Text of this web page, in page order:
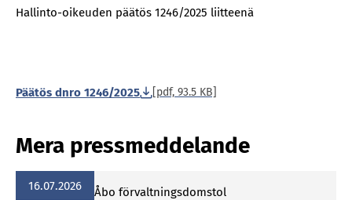
Hallinto-oikeuden päätös 1246/2025 liitteenä
Päätös dnro 1246/2025 [pdf, 93.5 KB]
Mera pressmeddelande
16.07.2026 Åbo förvaltningsdomstol